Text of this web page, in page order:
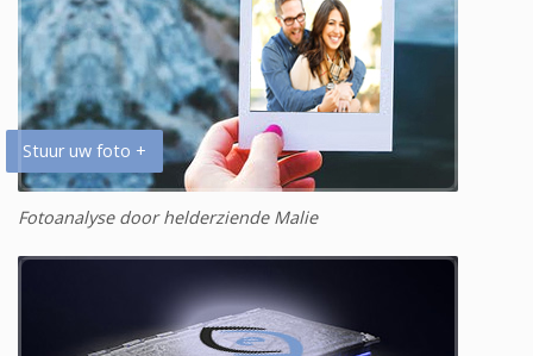
Stuur uw foto +
Fotoanalyse door helderziende Malie